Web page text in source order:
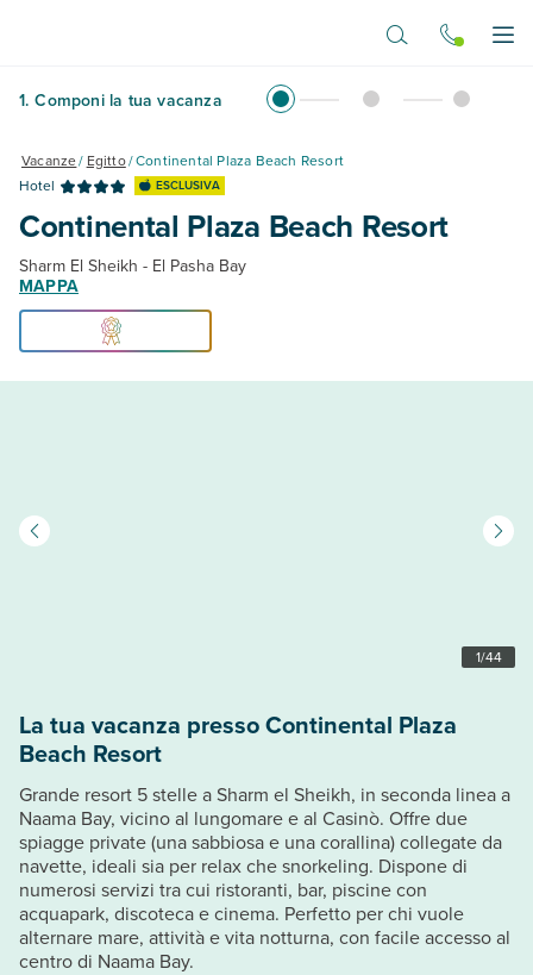
1. Componi la tua vacanza
Vacanze/ Egitto/Continental Plaza Beach Resort
Hotel
ESCLUSIVA
Continental Plaza Beach Resort
Sharm El Sheikh - El Pasha Bay
MAPPA
1/44
La tua vacanza presso Continental Plaza
Beach Resort
Grande resort 5 stelle a Sharm el Sheikh, in seconda linea a
Naama Bay, vicino al lungomare e al Casinò. Offre due
spiagge private (una sabbiosa e una corallina) collegate da
navette, ideali sia per relax che snorkeling. Dispone di
numerosi servizi tra cui ristoranti, bar, piscine con
acquapark, discoteca e cinema. Perfetto per chi vuole
alternare mare, attività e vita notturna, con facile accesso al
centro di Naama Bay.